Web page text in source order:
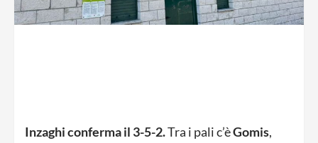
Inzaghi conferma il 3-5-2.Tra i pali c’èGomis,